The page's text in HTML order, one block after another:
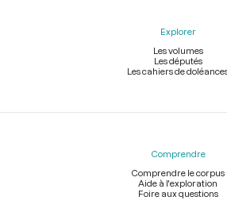
Explorer
Les volumes
Les députés
Les cahiers de
Comprendre
Comprendre le corpus
Aide à l'exploration
Foire aux questions